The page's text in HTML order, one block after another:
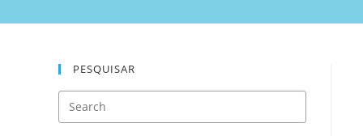
PESQUISAR